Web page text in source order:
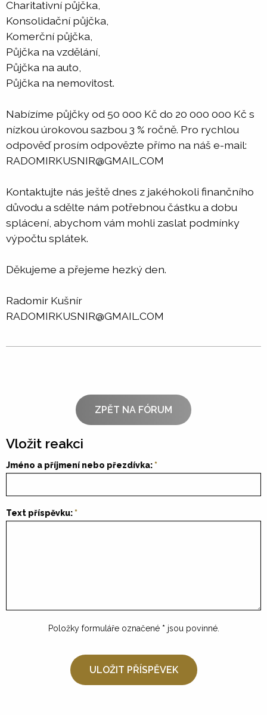
Charitativní půjčka,
Konsolidační půjčka,
Komerční půjčka,
Půjčka na vzdělání,
Půjčka na auto,
Půjčka na nemovitost.
Nabízíme půjčky od 50 000 Kč do 20 000 000 Kč s
nízkou úrokovou sazbou 3 % ročně. Pro rychlou
odpověď prosím odpovězte přímo na náš e-mail:
RADOMIRKUSNIR@GMAIL.COM
Kontaktujte nás ještě dnes z jakéhokoli finančního
důvodu a sdělte nám potřebnou částku a dobu
splácení, abychom vám mohli zaslat podmínky
výpočtu splátek.
Děkujeme a přejeme hezký den.
Radomir Kušnír
RADOMIRKUSNIR@GMAIL.COM
ZPĚT NA FÓRUM
Vložit reakci
Jméno a příjmení nebo přezdívka:
Text příspěvku:
Položky formuláře označené * jsou povinné.